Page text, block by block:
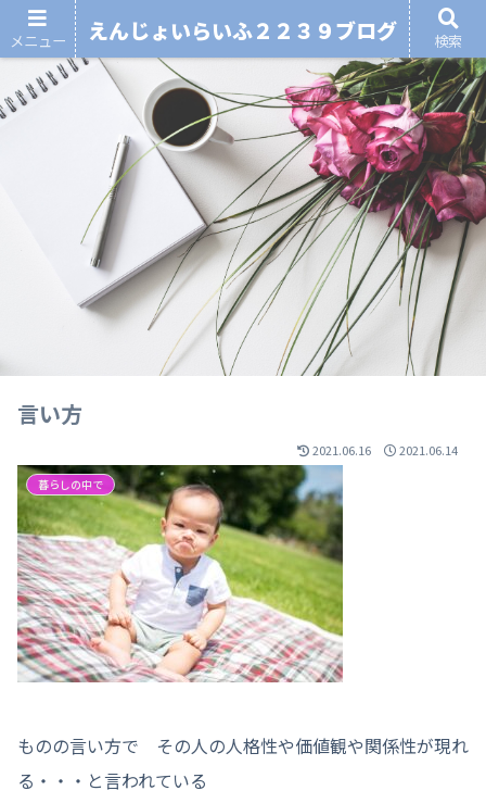
言い方
2021.06.16 2021.06.14
暮らしの中で
ものの言い方で その人の人格性や価値観や関係性が現れ
る・・・と言われている
メニュー えんじょいらいふ２２３９ブログ 検索